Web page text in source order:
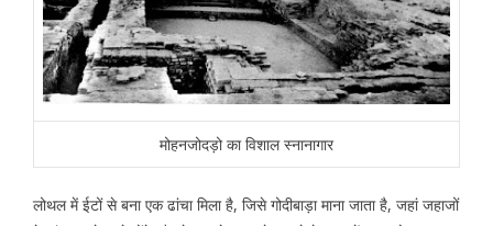
मोहनजोदड़ो का विशाल स्नानागार
लोथल में ईटों से बना एक ढांचा मिला है, जिसे गोदीबाड़ा माना जाता है, जहां जहाजों